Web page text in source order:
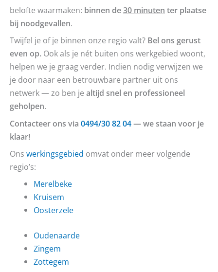
belofte waarmaken: binnen de30 minuten ter plaatse
bij noodgevallen.
Twijfel je of je binnen onze regio valt? Bel ons gerust
even op. Ook als je nét buiten ons werkgebied woont,
helpen we je graag verder. Indien nodig verwijzen we
je door naar een betrouwbare partner uit ons
netwerk — zo ben je altijd snel en professioneel
geholpen.
Contacteer ons via 0494/30 82 04— we staan voor je
klaar!
Ons werkingsgebied omvat onder meer volgende
regio’s:
Merelbeke
Kruisem
Oosterzele
Oudenaarde
Zingem
Zottegem